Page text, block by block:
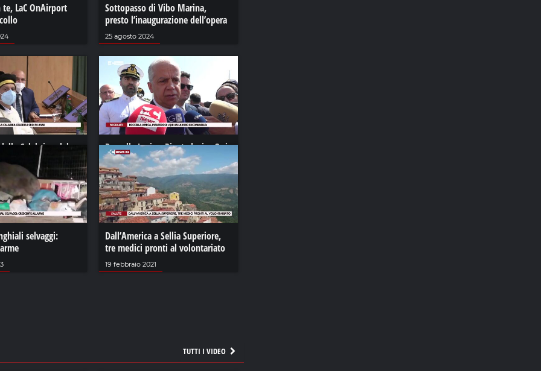
LaC OnAirport
Sottopasso di Vibo Marina,
presto l’inaugurazione dell’opera
25 agosto 2024
Calabria celebra
Roccella Jonica, Piantedosi: «Qui
un lavoro encomiabile»
30 maggio 2023
selvaggi:
Dall’America a Sellia Superiore,
tre medici pronti al volontariato
19 febbraio 2021
TUTTI I VIDEO